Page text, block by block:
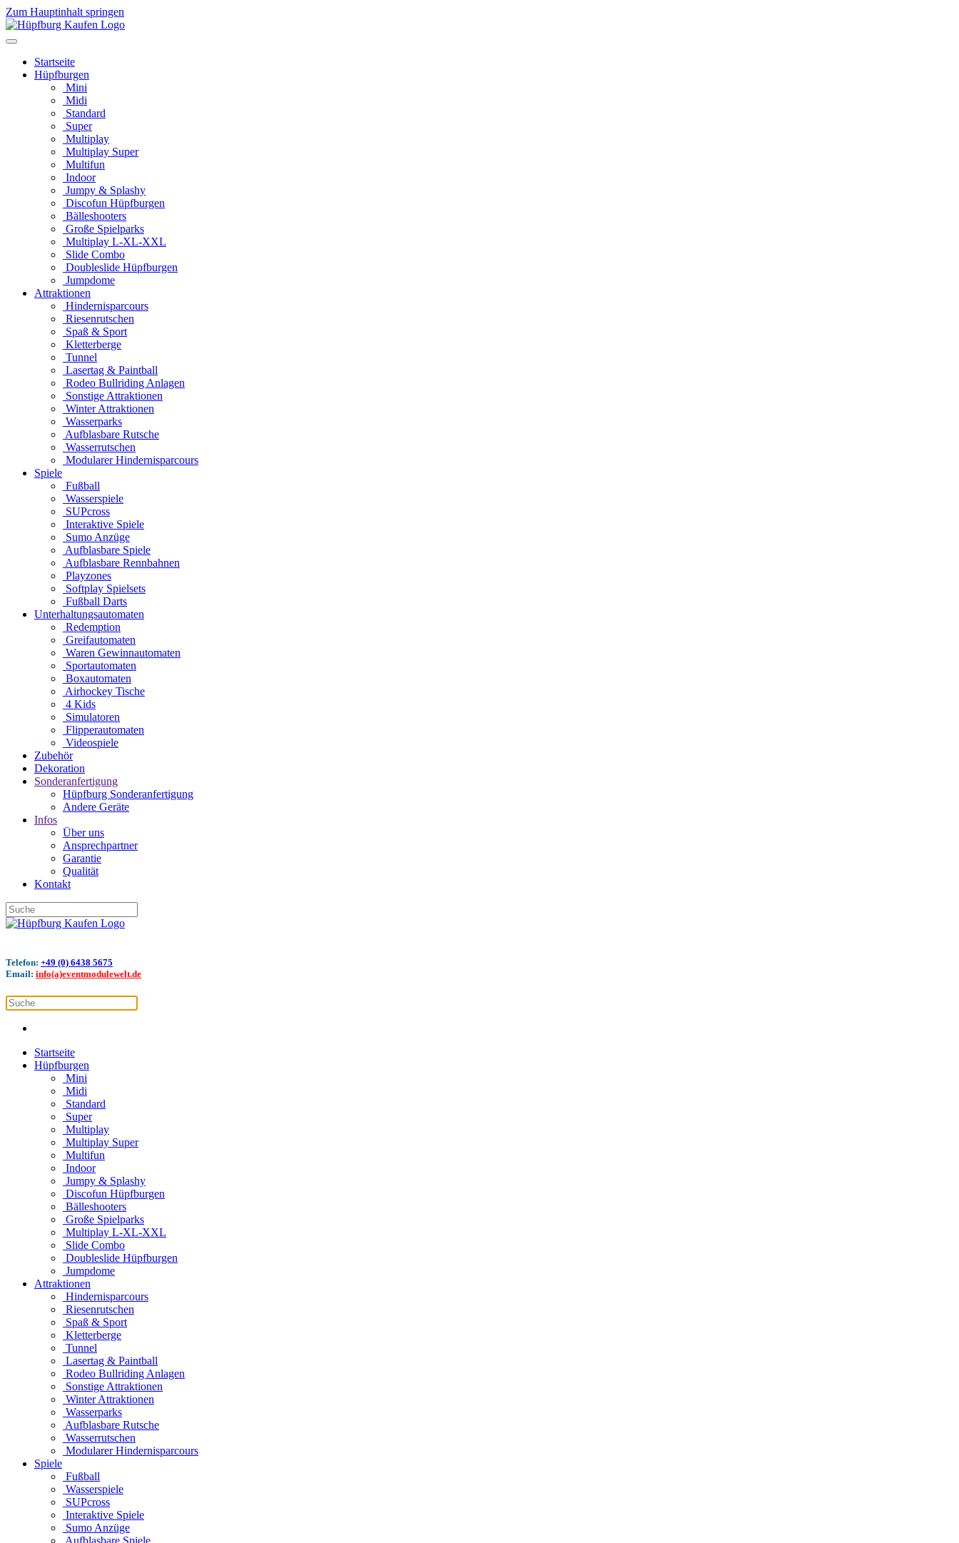
Zum Hauptinhalt springen
Startseite
Hüpfburgen
Mini
Midi
Standard
Super
Multiplay
Multiplay Super
Multifun
Indoor
Jumpy & Splashy
Discofun Hüpfburgen
Bälleshooters
Große Spielparks
Multiplay L-XL-XXL
Slide Combo
Doubleslide Hüpfburgen
Jumpdome
Attraktionen
Hindernisparcours
Riesenrutschen
Spaß & Sport
Kletterberge
Tunnel
Lasertag & Paintball
Rodeo Bullriding Anlagen
Sonstige Attraktionen
Winter Attraktionen
Wasserparks
Aufblasbare Rutsche
Wasserrutschen
Modularer Hindernisparcours
Spiele
Fußball
Wasserspiele
SUPcross
Interaktive Spiele
Sumo Anzüge
Aufblasbare Spiele
Aufblasbare Rennbahnen
Playzones
Softplay Spielsets
Fußball Darts
Unterhaltungsautomaten
Redemption
Greifautomaten
Waren Gewinnautomaten
Sportautomaten
Boxautomaten
Airhockey Tische
4 Kids
Simulatoren
Flipperautomaten
Videospiele
Zubehör
Dekoration
Sonderanfertigung
Hüpfburg Sonderanfertigung
Andere Geräte
Infos
Über uns
Ansprechpartner
Garantie
Qualität
Kontakt
Telefon: +49 (0) 6438 5675
Email: info(a)eventmodulewelt.de
Startseite
Hüpfburgen
Mini
Midi
Standard
Super
Multiplay
Multiplay Super
Multifun
Indoor
Jumpy & Splashy
Discofun Hüpfburgen
Bälleshooters
Große Spielparks
Multiplay L-XL-XXL
Slide Combo
Doubleslide Hüpfburgen
Jumpdome
Attraktionen
Hindernisparcours
Riesenrutschen
Spaß & Sport
Kletterberge
Tunnel
Lasertag & Paintball
Rodeo Bullriding Anlagen
Sonstige Attraktionen
Winter Attraktionen
Wasserparks
Aufblasbare Rutsche
Wasserrutschen
Modularer Hindernisparcours
Spiele
Fußball
Wasserspiele
SUPcross
Interaktive Spiele
Sumo Anzüge